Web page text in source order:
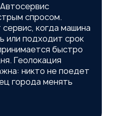
Автосервис
спросом.
когда машина
или подходит срок
быстро
Геолокация
никто не поедет
города менять